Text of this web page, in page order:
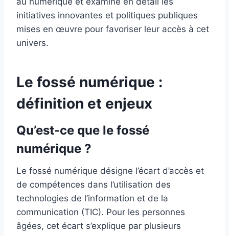
initiatives innovantes et politiques publiques
mises en œuvre pour favoriser leur accès à cet
univers.
Le fossé numérique :
définition et enjeux
Qu’est-ce que le fossé
numérique ?
Le fossé numérique désigne l’écart d’accès et
de compétences dans l’utilisation des
technologies de l’information et de la
communication (TIC). Pour les personnes
âgées, cet écart s’explique par plusieurs